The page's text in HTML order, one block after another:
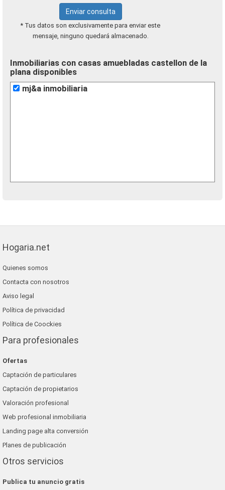
Enviar consulta
* Tus datos son exclusivamente para enviar este
mensaje, ninguno quedará almacenado.
Inmobiliarias con casas amuebladas castellon de la
plana disponibles
mj&a inmobiliaria
Hogaria.net
Quienes somos
Contacta con nosotros
Aviso legal
Política de privacidad
Política de Coockies
Para profesionales
Ofertas
Captación de particulares
Captación de propietarios
Valoración profesional
Web profesional inmobiliaria
Landing page alta conversión
Planes de publicación
Otros servicios
Publica tu anuncio gratis